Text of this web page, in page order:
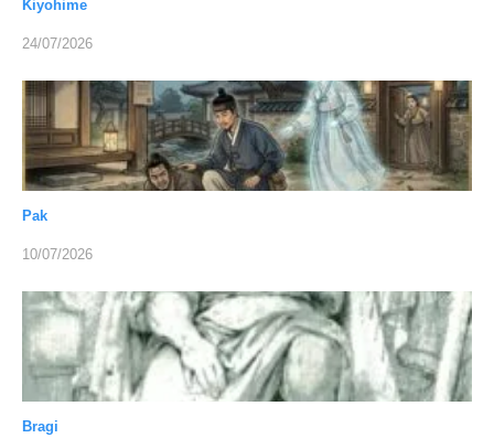
Kiyohime
24/07/2026
Pak
10/07/2026
Bragi